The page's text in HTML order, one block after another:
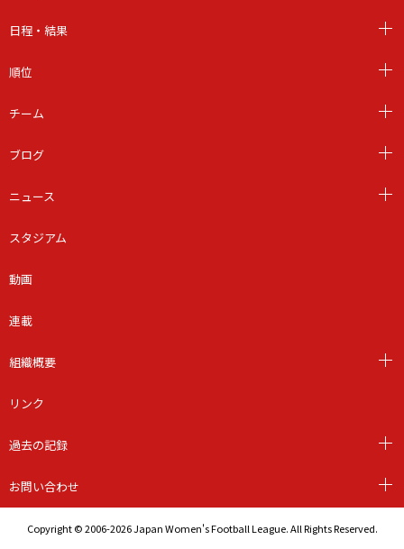
日程・結果
順位
チーム
ブログ
ニュース
スタジアム
動画
連載
組織概要
リンク
過去の記録
お問い合わせ
Copyright © 2006-2026 Japan Women's Football League. All Rights Reserved.